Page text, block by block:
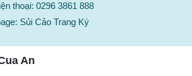
thoại: 0296 3861 888
Sủi Cảo Trang Ký
An